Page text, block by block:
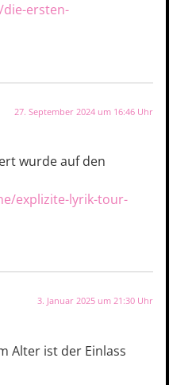
ersten-
27. September 2024 um 16:46 Uhr
wurde auf den
explizite-lyrik-tour-
3. Januar 2025 um 21:30 Uhr
Alter ist der Einlass